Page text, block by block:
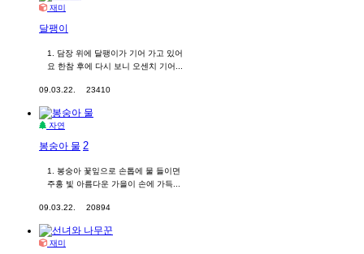
재미
달팽이
1. 담장 위에 달팽이가 기어 가고 있어
요 한참 후에 다시 보니 오센치 기어...
09.03.22. 23410
자연
봉숭아 물 2
1. 봉숭아 꽃잎으로 손톱에 물 들이면
주홍 빛 아름다운 가을이 손에 가득...
09.03.22. 20894
재미